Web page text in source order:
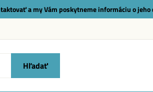
a my Vám poskytneme informáciu o
Hľadať